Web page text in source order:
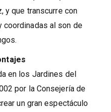
y que transcurre con
al son de
en los Jardines del
por la Consejería de
un gran espectáculo